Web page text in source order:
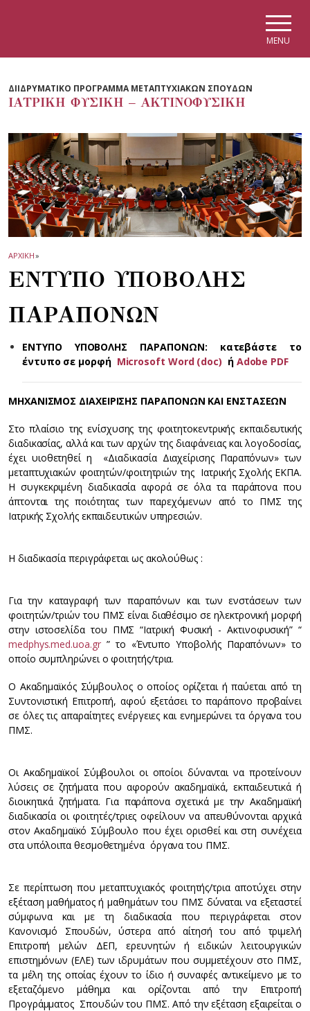
MENU
ΔΙΙΔΡΥΜΑΤΙΚΟ ΠΡΟΓΡΑΜΜΑ ΜΕΤΑΠΤΥΧΙΑΚΩΝ ΣΠΟΥΔΩΝ
ΙΑΤΡΙΚΗ ΦΥΣΙΚΗ – ΑΚΤΙΝΟΦΥΣΙΚΗ
ΑΡΧΙΚΗ»
ΕΝΤΥΠΟ ΥΠΟΒΟΛΗΣ
ΠΑΡΑΠΟΝΩΝ
ΕΝΤΥΠΟ ΥΠΟΒΟΛΗΣ ΠΑΡΑΠΟΝΩΝ: κατεβάστε το
έντυπο σε μορφή Microsoft Word (doc) ή Adobe PDF
ΜΗΧΑΝΙΣΜΟΣ ΔΙΑΧΕΙΡΙΣΗΣ ΠΑΡΑΠΟΝΩΝ ΚΑΙ ΕΝΣΤΑΣΕΩΝ
Στο πλαίσιο της ενίσχυσης της φοιτητοκεντρικής εκπαιδευτικής
διαδικασίας, αλλά και των αρχών της διαφάνειας και λογοδοσίας,
έχει υιοθετηθεί η «Διαδικασία Διαχείρισης Παραπόνων» των
μεταπτυχιακών φοιτητών/φοιτητριών της Ιατρικής Σχολής ΕΚΠΑ.
Η συγκεκριμένη διαδικασία αφορά σε όλα τα παράπονα που
άπτονται της ποιότητας των παρεχόμενων από το ΠΜΣ της
Ιατρικής Σχολής εκπαιδευτικών υπηρεσιών.
Η διαδικασία περιγράφεται ως ακολούθως :
Για την καταγραφή των παραπόνων και των ενστάσεων των
φοιτητών/τριών του ΠΜΣ είναι διαθέσιμο σε ηλεκτρονική μορφή
στην ιστοσελίδα του ΠΜΣ “Ιατρική Φυσική - Ακτινοφυσική” “
medphys.med.uoa.gr” το «Έντυπο Υποβολής Παραπόνων» το
οποίο συμπληρώνει ο φοιτητής/τρια.
Ο Ακαδημαϊκός Σύμβουλος ο οποίος ορίζεται ή παύεται από τη
Συντονιστική Επιτροπή, αφού εξετάσει το παράπονο προβαίνει
σε όλες τις απαραίτητες ενέργειες και ενημερώνει τα όργανα του
ΠΜΣ.
Οι Ακαδημαϊκοί Σύμβουλοι οι οποίοι δύνανται να προτείνουν
λύσεις σε ζητήματα που αφορούν ακαδημαϊκά, εκπαιδευτικά ή
διοικητικά ζητήματα. Για παράπονα σχετικά με την Ακαδημαϊκή
διαδικασία οι φοιτητές/τριες οφείλουν να απευθύνονται αρχικά
στον Ακαδημαϊκό Σύμβουλο που έχει ορισθεί και στη συνέχεια
στα υπόλοιπα θεσμοθετημένα όργανα του ΠΜΣ.
Σε περίπτωση που μεταπτυχιακός φοιτητής/τρια αποτύχει στην
εξέταση μαθήματος ή μαθημάτων του ΠΜΣ δύναται να εξεταστεί
σύμφωνα και με τη διαδικασία που περιγράφεται στον
Κανονισμό Σπουδών, ύστερα από αίτησή του από τριμελή
Επιτροπή μελών ΔΕΠ, ερευνητών ή ειδικών λειτουργικών
επιστημόνων (ΕΛΕ) των ιδρυμάτων που συμμετέχουν στο ΠΜΣ,
τα μέλη της οποίας έχουν το ίδιο ή συναφές αντικείμενο με το
εξεταζόμενο μάθημα και ορίζονται από την Επιτροπή
Προγράμματος Σπουδών του ΠΜΣ. Από την εξέταση εξαιρείται ο